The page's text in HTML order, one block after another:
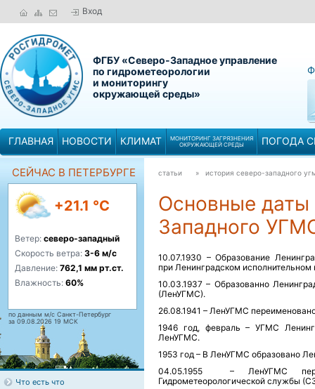
Вход
ФГБУ «Северо-Западное управление
по гидрометеорологии
и мониторингу
окружающей среды»
ГЛАВНАЯ НОВОСТИ КЛИМАТ
МОНИТОРИНГ ЗАГРЯЗНЕНИЯ
ОКРУЖАЮЩЕЙ СРЕДЫ
ПОГОДА
СЕЙЧАС В ПЕТЕРБУРГЕ
+21.1 °C
Ветер: северо-западный
Скорость ветра: 3-6 м/с
Давление: 762,1 мм рт.ст.
Влажность: 60%
по данным м/с Санкт-Петербург
за 09.08.2026 19 МСК
Что есть что
статьи » история северо-западного
Основные
Западного
10.07.1930 – Образование
при Ленинградском исполнительном
10.03.1937 – Образованно
(ЛенУГМС).
26.08.1941 – ЛенУГМС
1946 год, февраль – УГМС
ЛенУГМС.
1953 год – В ЛенУГМС образовано
04.05.1955 – ЛенУГМС
Гидрометеорологической службы